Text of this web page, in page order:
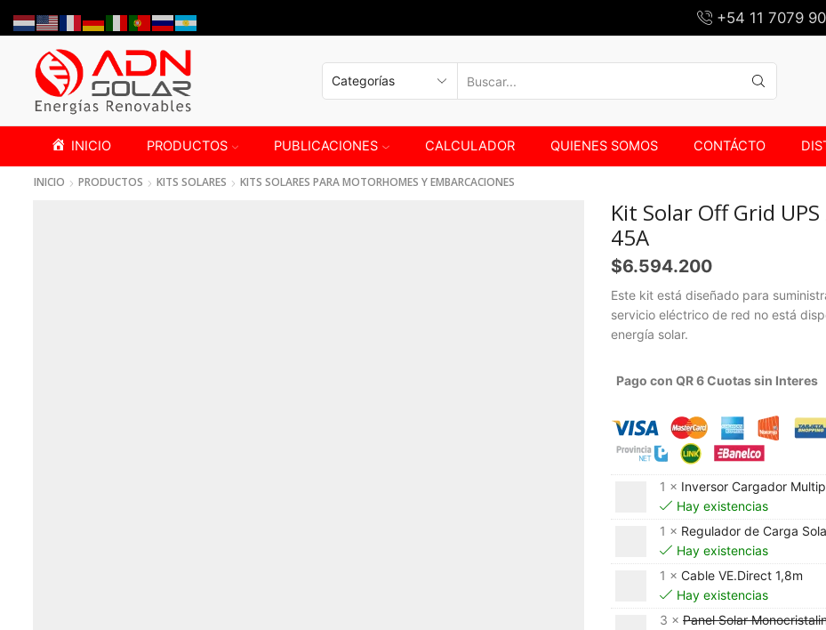
+54 11 7079
INICIO PRODUCTOS PUBLICACIONES CALCULADOR QUIENES SOMOS CONTÁCTO
INICIO PRODUCTOS KITS SOLARES KITS SOLARES PARA MOTORHOMES Y EMBARCACIONES
Kit Solar Off Grid
45A
$6.594.200
Este kit está diseñado para
servicio eléctrico de red no está
energía solar.
Pago con QR 6 Cuotas sin Interes
1 × Inversor Cargador
Hay existencias
1 × Regulador de Carga
Hay existencias
1 × Cable VE.Direct 1,8m
Hay existencias
3 × Panel Solar